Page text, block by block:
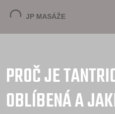
PROČ JE
OBLÍBENÁ A